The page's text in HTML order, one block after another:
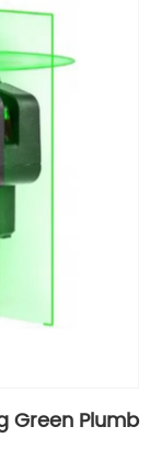
Green Plumb